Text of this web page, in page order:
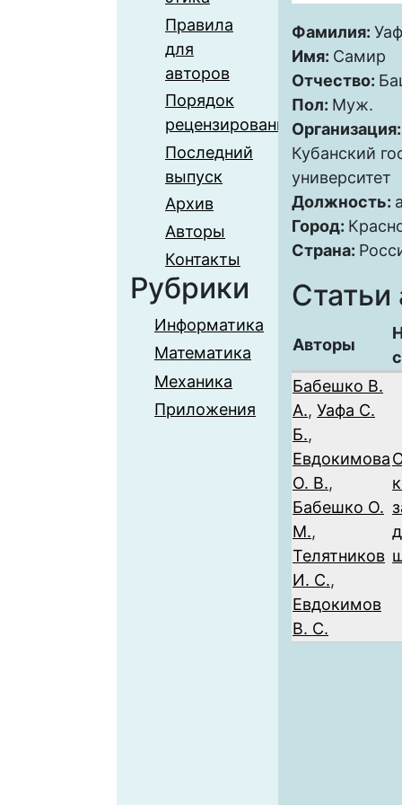
Правила
для
авторов
Порядок
рецензирования
Последний
выпуск
Архив
Авторы
Контакты
Рубрики
Информатика
Математика
Механика
Приложения
Фамилия:
Имя: Самир
Отчество:
Пол: Муж.
Кубанский
университет
Должность:
Город:
Страна:
Статьи
Авторы
Бабешко В.
А., Уафа С.
Б.,
Евдокимова
О. В.,
Бабешко О.
М.,
Телятников
И. С.,
Евдокимов
В. С.